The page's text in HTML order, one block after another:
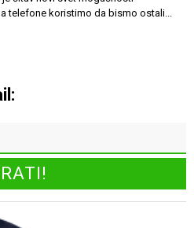
telefone koristimo da bismo ostali...